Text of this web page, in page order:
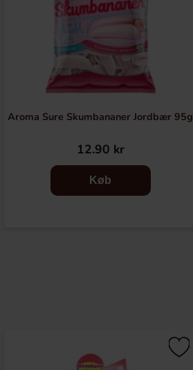
Aroma Sure Skumbananer Jordbær 95g
12.90 kr
Køb